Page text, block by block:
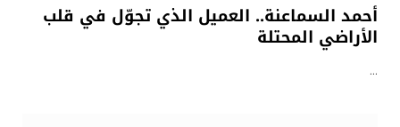
أحمد السماعنة.. العميل الذي تجوّل في قلب
الأراضي المحتلة
…